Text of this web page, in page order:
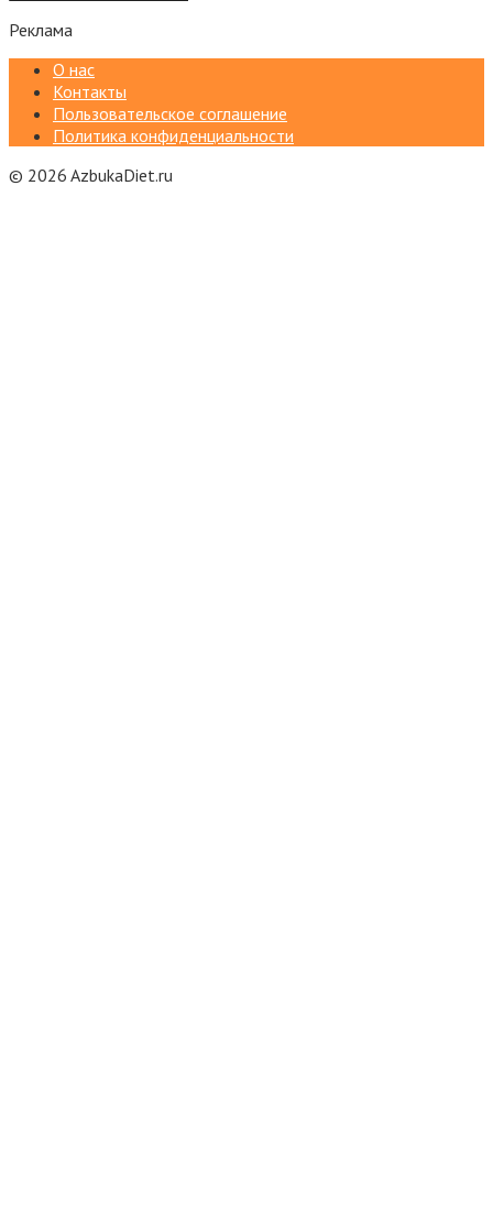
Реклама
О нас
Контакты
Пользовательское соглашение
Политика конфиденциальности
© 2026 AzbukaDiet.ru